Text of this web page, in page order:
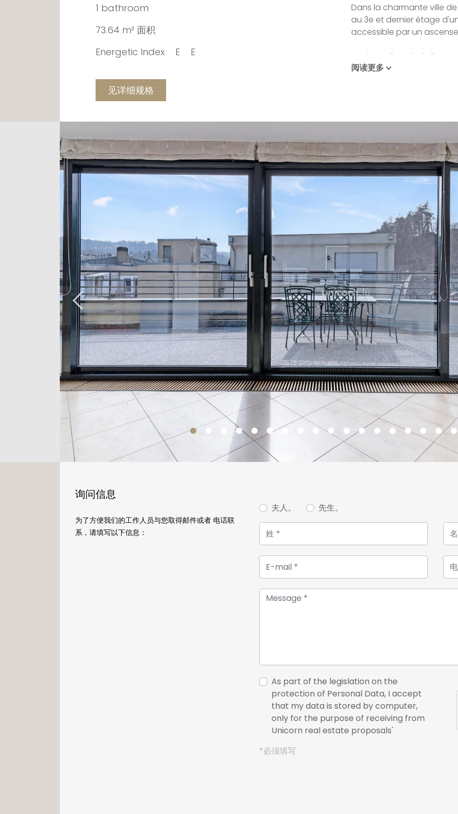
1 bathroom
73.64 m² 面积
Energetic Index
E E
见详细规格
Dans la charmante ville
au 3e et dernier étage
accessible par un
Lumineux à souhait, il se
belle terrasse dinatoire de
Une place de parking lift
Pour plus d'informations
pas à contacter notre
阅读更多
询问信息
为了方便我们的工作人员与您取得邮件或者 电话联
系，请填写以下信息：
夫人。 先生。
As part of the legislation on the
protection of Personal Data, I accept
that my data is stored by computer,
only for the purpose of receiving from
Unicorn real estate proposals'
*必须填写